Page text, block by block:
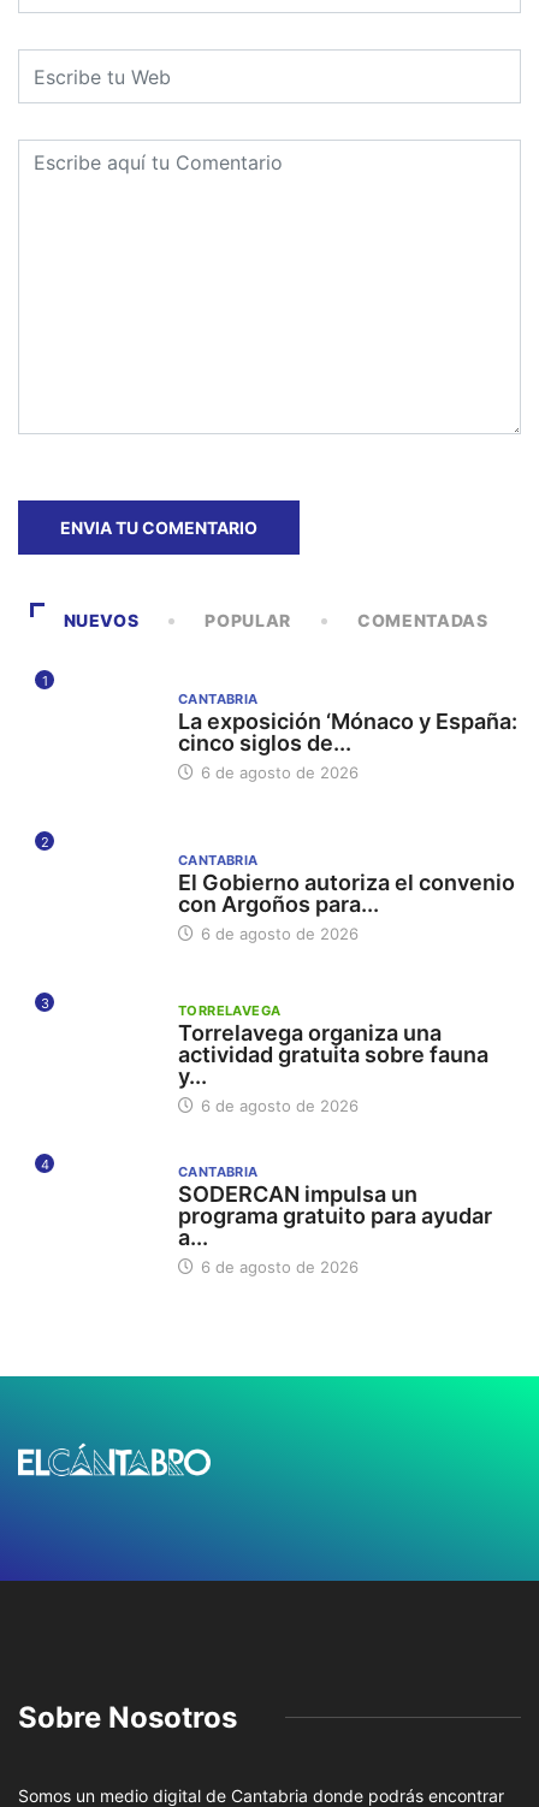
NUEVOS POPULAR COMENTADAS
1
CANTABRIA
La exposición ‘Mónaco y España:
cinco siglos de...
6 de agosto de 2026
2
CANTABRIA
El Gobierno autoriza el convenio
con Argoños para...
6 de agosto de 2026
3 TORRELAVEGA
Torrelavega organiza una
actividad gratuita sobre fauna
y...
6 de agosto de 2026
4 CANTABRIA
SODERCAN impulsa un
programa gratuito para ayudar
a...
6 de agosto de 2026
Sobre Nosotros
Somos un medio digital de Cantabria donde podrás encontrar